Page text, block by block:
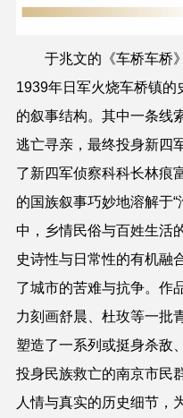
于兆文的《车桥车桥》
1939年日军火烧车桥镇
的叙事结构。其中一条线
逃亡寻亲，最终投身新四
了新四军侦察科科长林痕
的国族叙事巧妙地溶解于
中，乡情民俗与百姓生活
史诗性与日常性的有机融
了城市的苦难与抗争。作
力刻画舒晨、杜玫等一批
塑造了一系列或挺身杀敌
投身民族救亡的南京市民
人情与真实的历史细节，